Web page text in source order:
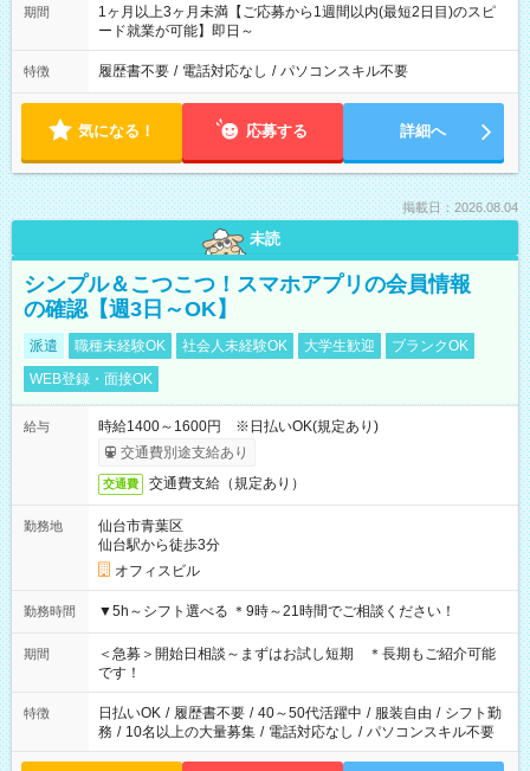
期間
1ヶ月以上3ヶ月未満【ご応募から1週間以内(最短2日目)のスピ
ード就業が可能】即日～
特徴 履歴書不要 / 電話対応なし / パソコンスキル不要
気になる！ 応募する 詳細へ
掲載日：2026.08.04
未読
シンプル＆こつこつ！スマホアプリの会員情報
の確認【週3日～OK】
派遣 職種未経験OK 社会人未経験OK 大学生歓迎
ブランクOK
WEB登録・面接OK
給与
時給1400～1600円 ※日払いOK(規定あり)
交通費別途支給あり
交通費 交通費支給（規定あり）
勤務地
仙台市青葉区
仙台駅から徒歩3分
オフィスビル
勤務時間 ▼5h～シフト選べる ＊9時～21時間でご相談ください！
期間
＜急募＞開始日相談～まずはお試し短期 ＊長期もご紹介可能
です！
特徴 日払いOK / 履歴書不要 / 40～50代活躍中 / 服装自由 / シフト勤
務 / 10名以上の大量募集 / 電話対応なし / パソコンスキル不要